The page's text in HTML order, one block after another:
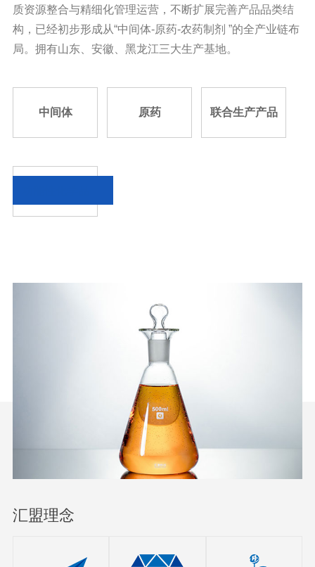
质资源整合与精细化管理运营，不断扩展完善产品品类结
构，已经初步形成从“中间体-原药-农药制剂 ”的全产业链布
局。拥有山东、安徽、黑龙江三大生产基地。
中间体 原药 联合生产产品
汇盟理念